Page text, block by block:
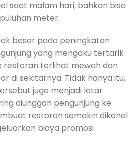
saat malam hari, bahkan bisa
meter.
besar pada peningkatan
yang mengaku tertarik
restoran terlihat mewah dan
di sekitarnya. Tidak hanya itu,
juga menjadi latar
diunggah pengunjung ke
restoran semakin dikenal
biaya promosi